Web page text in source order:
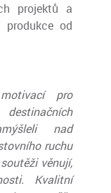
projektů a
produkce od
pro
nad
ruchu
věnují,
Kvalitní